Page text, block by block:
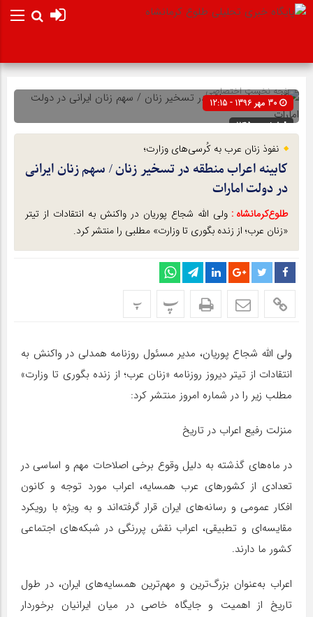
صفحه نخستاختصاصی
شناسه : 1145
نفوذ زنان عرب به کُرسی‌های وزارت؛
کابینه اعراب منطقه در تسخیر زنان / سهم زنان ایرانی
در دولت امارات
طلوع‌‌کرمانشاه : ولی الله شجاع پوریان در واکنش به انتقادات از تیتر
«زنان عرب؛ از زنده بگوری تا وزارت» مطلبی را منتشر کرد.
پ پ
ولی الله شجاع پوریان، مدیر مسئول روزنامه همدلی در واکنش به
انتقادات از تیتر دیروز روزنامه «زنان عرب؛ از زنده بگوری تا وزارت»
مطلب زیر را در شماره امروز منتشر کرد:
منزلت رفیع اعراب در تاریخ
در ماه‌های گذشته به دلیل وقوع برخی اصلاحات مهم و اساسی در
تعدادی از کشورهای عرب همسایه، اعراب مورد توجه و کانون
افکار عمومی و رسانه‌های ایران قرار گرفته‌اند و به ویژه با رویکرد
مقایسه‌ای و تطبیقی، اعراب نقش پررنگی در شبکه‌های اجتماعی
کشور ما دارند.
اعراب به‌عنوان بزرگ‌ترین و مهم‌ترین همسایه‌های ایران، در طول
تاریخ از اهمیت و جایگاه خاصی در میان ایرانیان برخوردار